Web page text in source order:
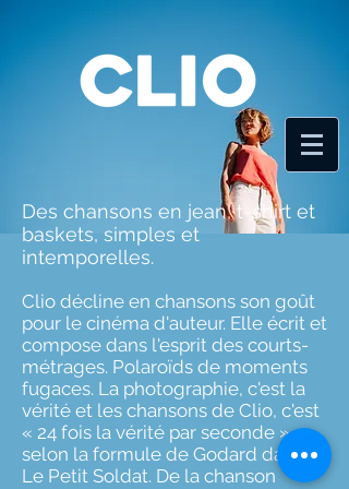
Des chansons en jean, t-shirt et
baskets, simples et
intemporelles.
Clio décline en chansons son goût
pour le cinéma d'auteur. Elle écrit et
compose dans l'esprit des courts-
métrages. Polaroïds de moments
fugaces. La photographie, c'est la
vérité et les chansons de Clio, c'est
« 24 fois la vérité par seconde »,
selon la formule de Godard dans
Le Petit Soldat. De la chanson